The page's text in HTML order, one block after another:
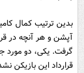
بدین ترتیب کمال
آپشن و هر آنچه در
گرفت. یکی، دو مورد
قرارداد این بازیکن